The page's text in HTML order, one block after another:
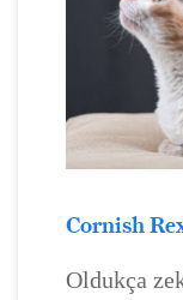
Cornish
Oldukça